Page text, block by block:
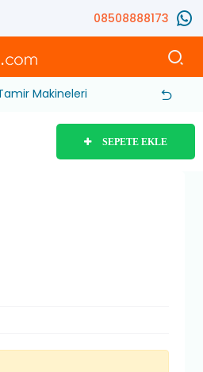
08508888173
Makineleri Lastik Sökme
SEPETE EKLE